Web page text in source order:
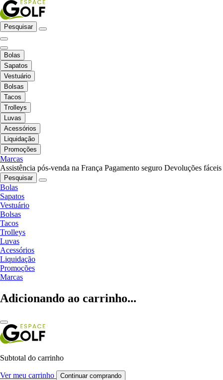
Pesquisar
Bolas
Sapatos
Vestuário
Bolsas
Tacos
Trolleys
Luvas
Acessórios
Liquidação
Promoções
Marcas
Assistência pós-venda na França Pagamento seguro Devoluções fáceis
Pesquisar
Bolas
Sapatos
Vestuário
Bolsas
Tacos
Trolleys
Luvas
Acessórios
Liquidação
Promoções
Marcas
Adicionando ao carrinho...
Subtotal do carrinho
Ver meu carrinho Continuar comprando